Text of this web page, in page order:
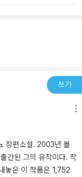
당신이라면 용서할 수
로트는 표절감독이야
을까. 나라면 아마 그러
연하게 나서지 않을까
라뇨의 묘비명 같은
다면 무슨 낙이 있겠는
도 궁극의 깨달음에 대
게 된다. 죽음을 앞둔
할 수 있을까. 나도 본
오는지 미처 몰랐다. 프
들인다. 그리고 그 날, 갓
에세이 <문학+병=병>
루신화>에는… 사실 잘
년대 초반 스페인어권
습니까… 여튼 그럼에
다. 루이스하이드가 <
않을까 생각하게 된
에 상품일 수 있다. 이
한다. 선물이 아니라상
는다. 그렇다면, 우리
게 입고 있다가 여름이
니다.내 기억에 콘테는
그 인물에서 나는 호
에서 그는 구겨진 스크
없는 얼굴, 무방비의
고원을 방랑하죠원칙
에 전혀 적대적이지
쓰기
장편소설. 2003년 볼
간된 그의 유작이다. 작
놓은 이 작품은 1,752